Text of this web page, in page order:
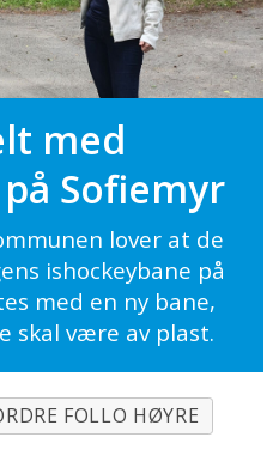
med
Sofiemyr
lover at de
ishockeybane på
med en ny bane,
skal være av plast.
FOLLO HØYRE